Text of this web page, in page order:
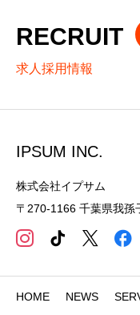
RECRUIT
求人採用情報
IPSUM INC.
株式会社イプサム
〒270-1166 千葉県我孫
HOME NEWS